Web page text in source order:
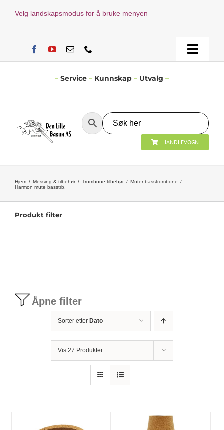
Velg landskapsmodus for å bruke menyen
Toggle
Instrumenter og tilbehør
Bager/ etuier
– Service – Kunnskap – Utvalg –
HANDLEVOGN
Hjem Messing & tilbehør Trombone tilbehør
Muter basstrombone
Harmon mute basstrb.
Åpne filter
Sorter etter Dato
Vis 27 Produkter
Produkt filter